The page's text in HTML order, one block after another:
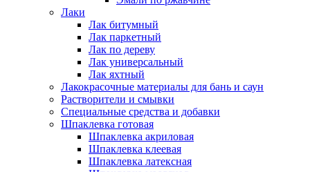
Лаки
Лак битумный
Лак паркетный
Лак по дереву
Лак универсальный
Лак яхтный
Лакокрасочные материалы для бань и саун
Растворители и смывки
Специальные средства и добавки
Шпаклевка готовая
Шпаклевка акриловая
Шпаклевка клеевая
Шпаклевка латексная